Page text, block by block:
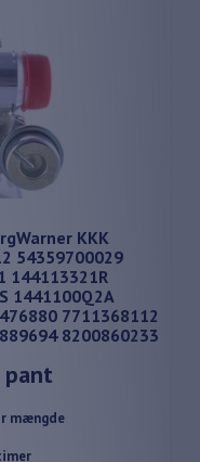
KKK
54359700029
144113321R
1441100Q2A
7711368112
8200860233
pant
mængde